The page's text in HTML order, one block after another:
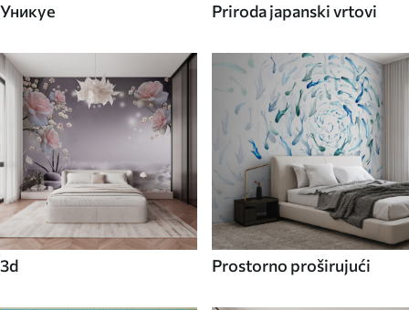
Уникуе Priroda japanski vrtovi
3d Prostorno proširujući